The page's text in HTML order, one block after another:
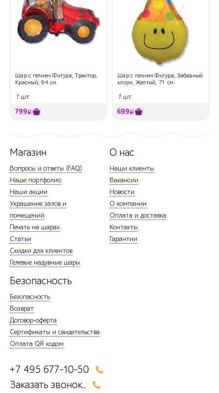
Шар с гелием Фигура, Трактор,
Красный, 94 см.
1 шт.
799₽
Шар с гелием Фигура, Забавный
клоун, Желтый, 71 см.
1 шт.
699₽
Магазин
Вопросы и ответы (FAQ)
Наше портфолио
Наши акции
Украшение залов и
помещений
Печать на шарах
Статьи
Скидки для клиентов
Гелевые надувные шары
О нас
Наши клиенты
Вакансии
Новости
О компании
Оплата и доставка
Контакты
Гарантии
Безопасность
Безопасность
Возврат
Договор-оферта
Сертификаты и свидетельства
Оплата QR кодом
+7 495 677-10-50
Заказать звонок..